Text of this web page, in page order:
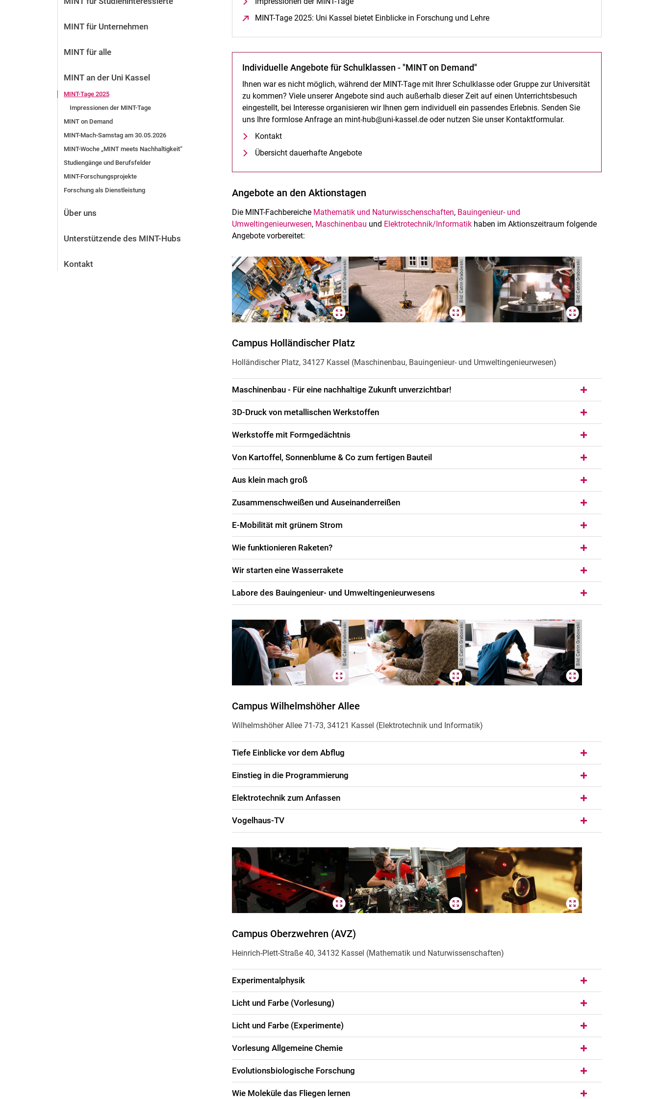
Stellenangebote
Alum­ni und Freunde
Kontakt und Standorte
Kontakt und Beratung
MINT für Unternehmen
MINT für alle
MINT an der Uni Kassel
MINT-Tage 2025
Impressionen der MINT-Tage
MINT on Demand
MINT-Mach-Samstag am 30.05.2026
MINT-Woche „MINT meets Nachhaltigkeit“
Studiengänge und Berufsfelder
MINT-Forschungsprojekte
Forschung als Dienstleistung
Über uns
Unterstützende des MINT-Hubs
Kontakt
MINT-Tage 2025: Uni Kassel bietet Einblicke in Forschung und Lehre
Individuelle Angebote für Schulklassen - "MINT on Demand"
Ihnen war es nicht möglich, während der MINT-Tage mit Ihrer Schulklasse oder Gruppe zur Universität
zu kommen? Viele unserer Angebote sind auch außerhalb dieser Zeit auf einen Unterrichtsbesuch
eingestellt, bei Interesse organisieren wir Ihnen gern individuell ein passendes Erlebnis. Senden Sie
uns Ihre formlose Anfrage an mint-hub@uni-kassel.de oder nutzen Sie unser Kontaktformular.
Kontakt
Übersicht dauerhafte Angebote
Angebote an den Aktionstagen
Die MINT-Fachbereiche Mathematik und Naturwisschenschaften, Bauingenieur- und
Umweltingenieurwesen, Maschinenbau und Elektrotechnik/Informatik haben im Aktionszeitraum folgende
Angebote vorbereitet:
Bild: Catrin Grabowski Bild: Catrin Grabowski Bild: Catrin Grabowski
Campus Holländischer Platz
Holländischer Platz, 34127 Kassel (Maschinenbau, Bauingenieur- und Umweltingenieurwesen)
Maschinenbau - Für eine nachhaltige Zukunft unverzichtbar!
3D-Druck von metallischen Werkstoffen
Werkstoffe mit Formgedächtnis
Von Kartoffel, Sonnenblume & Co zum fertigen Bauteil
Aus klein mach groß
Zusammenschweißen und Auseinanderreißen
E-Mobilität mit grünem Strom
Wie funktionieren Raketen?
Wir starten eine Wasserrakete
Labore des Bauingenieur- und Umweltingenieurwesens
Bild: Catrin Grabowski Bild: Catrin Grabowski Bild: Catrin Grabowski
Campus Wilhelmshöher Allee
Wilhelmshöher Allee 71-73, 34121 Kassel (Elektrotechnik und Informatik)
Tiefe Einblicke vor dem Abflug
Einstieg in die Programmierung
Elektrotechnik zum Anfassen
Vogelhaus-TV
Campus Oberzwehren (AVZ)
Heinrich-Plett-Straße 40, 34132 Kassel (Mathematik und Naturwissenschaften)
Experimentalphysik
Licht und Farbe (Vorlesung)
Licht und Farbe (Experimente)
Vorlesung Allgemeine Chemie
Evolutionsbiologische Forschung
Wie Moleküle das Fliegen lernen